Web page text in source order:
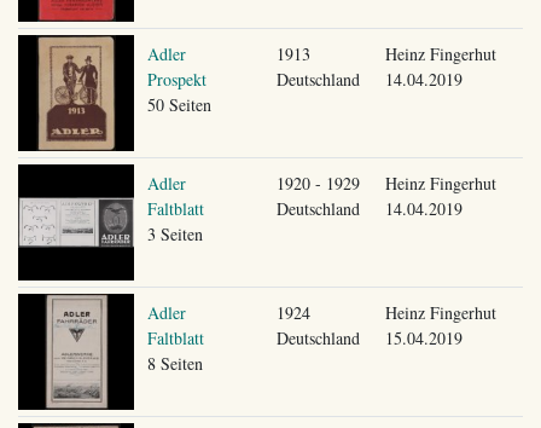
Adler
Prospekt
50 Seiten
1913
Deutschland
Heinz Fingerhut
14.04.2019
Adler
Faltblatt
3 Seiten
1920 - 1929
Deutschland
Heinz Fingerhut
14.04.2019
Adler
Faltblatt
8 Seiten
1924
Deutschland
Heinz Fingerhut
15.04.2019